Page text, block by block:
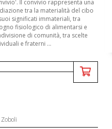
Il convivio rappresenta una
tra la materialità del cibo
significati immateriali, tra
fisiologico di alimentarsi e
di comunità, tra scelte
e fraterni ...